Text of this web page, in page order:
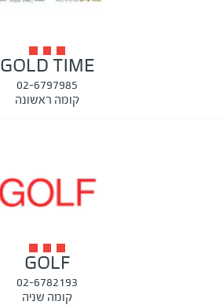
GOLD TIME
02-6797985
קומה ראשונה
GOLF
02-6782193
קומה שניה